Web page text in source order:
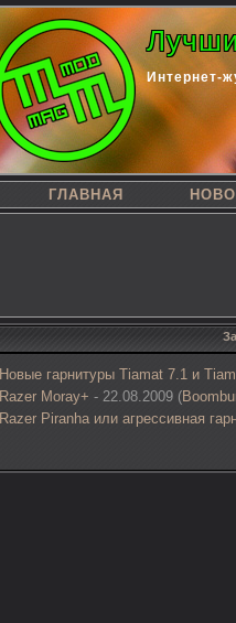
Интернет-
ГЛАВНАЯ
Новые гарнитуры Tiamat 7.1 и
Razer Moray+ - 22.08.2009 (
Razer Piranha или агрессивная